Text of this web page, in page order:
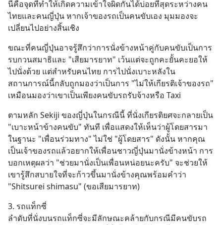
นี่คือจุดที่ทำให้เกิดความเข้าใจผิดกันได้บ่อยที่สุดระหว่างคน
ไทยและคนญี่ปุ่น หากเจ้าของรถเป็นคนขับเอง มุมมองจะ
เปลี่ยนไปอย่างสิ้นเชิง
ขณะที่คนญี่ปุ่นอาจรู้สึกว่าการนั่งข้างหน้าคู่กับคนขับเป็นการ
รบกวนสมาธิและ "เสียมารยาท" เว้นแต่จะถูกคะยั้นคะยอให้
ไปนั่งด้วย แต่สำหรับคนไทย การไปนั่งเบาะหลังใน
สถานการณ์นี้กลับถูกมองว่าเป็นการ "ไม่ให้เกียรติเจ้าของรถ"
เหมือนมองว่าเขาเป็นเพียงคนขับรถรับจ้างหรือ Taxi
ตามหลัก Sekiji ของญี่ปุ่นในกรณีนี้ ที่นั่งเกียรติยศจะกลายเป็น
"เบาะหน้าข้างคนขับ" ทันที เพื่อแสดงให้เห็นว่าผู้โดยสารมา
ในฐานะ "เพื่อนร่วมทาง" ไม่ใช่ "ผู้โดยสาร" ดังนั้น หากคุณ
เป็นเจ้าของรถแล้วอยากให้เพื่อนชาวญี่ปุ่นมานั่งข้างหน้า การ
บอกเหตุผลว่า "ช่วยมานั่งเป็นเพื่อนหน่อยนะครับ" จะช่วยให้
เขารู้สึกสบายใจที่จะก้าวขึ้นมานั่งข้างคุณพร้อมคำว่า
"Shitsurei shimasu" (ขอเสียมารยาท)
3. รถแท็กซี่
ลำดับที่นั่งบนรถแท็กซี่จะมีลักษณะคล้ายกับกรณีมีคนขับรถ